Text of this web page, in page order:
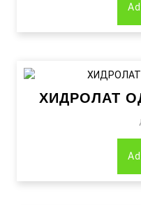
ХИДРОЛАТ